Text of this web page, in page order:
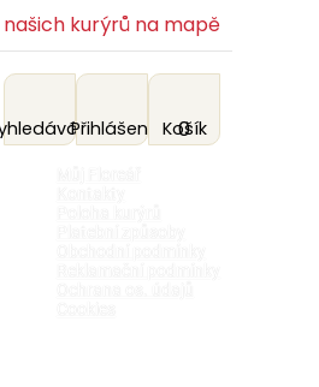
kurýrů na mapě
Přihlášení 0
Košík